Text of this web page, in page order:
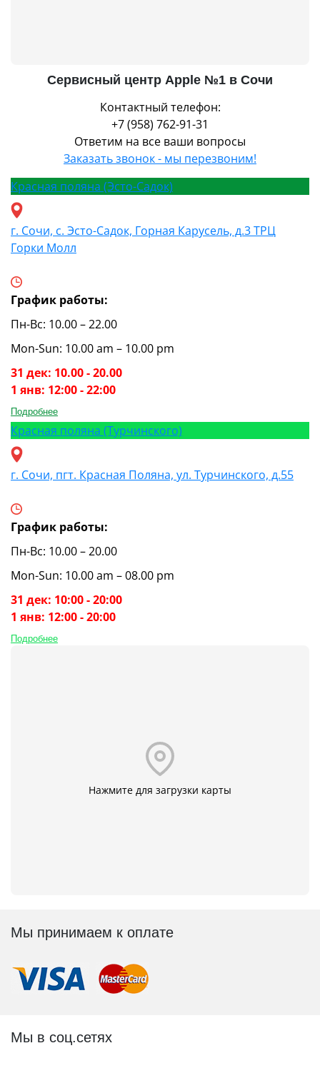
Сервисный центр Apple №1 в Сочи
Контактный телефон:
+7 (958) 762-91-31
Ответим на все ваши вопросы
Заказать звонок - мы перезвоним!
Красная поляна (Эсто-Садок)
г. Сочи, с. Эсто-Садок, Горная Карусель, д.3 ТРЦ
Горки Молл
График работы:
Пн-Вс: 10.00 – 22.00
Mon-Sun: 10.00 am – 10.00 pm
31 дек: 10.00 - 20.00
1 янв: 12:00 - 22:00
Подробнее
Красная поляна (Турчинского)
г. Сочи, пгт. Красная Поляна, ул. Турчинского, д.55
График работы:
Пн-Вс: 10.00 – 20.00
Mon-Sun: 10.00 am – 08.00 pm
31 дек: 10:00 - 20:00
1 янв: 12:00 - 20:00
Подробнее
Нажмите для загрузки карты
Мы принимаем к оплате
Мы в соц.сетях